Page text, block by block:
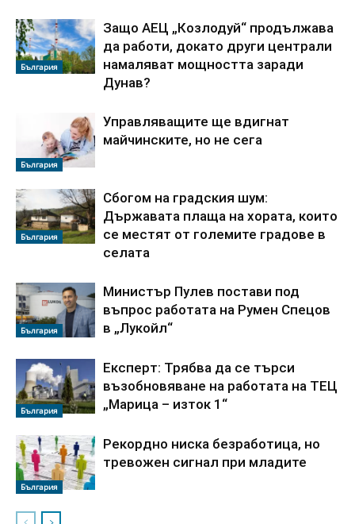
България
Защо АЕЦ „Козлодуй“ продължава
да работи, докато други централи
намаляват мощността заради
Дунав?
България
Управляващите ще вдигнат
майчинските, но не сега
България
Сбогом на градския шум:
Държавата плаща на хората, които
се местят от големите градове в
селата
България
Министър Пулев постави под
въпрос работата на Румен Спецов
в „Лукойл“
България
Експерт: Трябва да се търси
възобновяване на работата на ТЕЦ
„Марица – изток 1“
България
Рекордно ниска безработица, но
тревожен сигнал при младите